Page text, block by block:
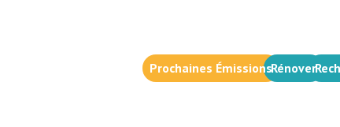
Prochaines ÉmissionsRénover